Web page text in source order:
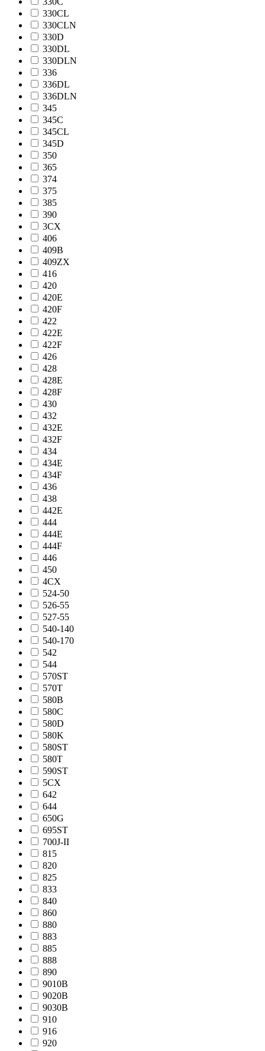
330CL
330CLN
330D
330DL
330DLN
336
336DL
336DLN
345
345C
345CL
345D
350
365
374
375
385
390
3CX
406
409B
409ZX
416
420
420E
420F
422
422E
422F
426
428
428E
428F
430
432
432E
432F
434
434E
434F
436
438
442E
444
444E
444F
446
450
4CX
524-50
526-55
527-55
540-140
540-170
542
544
570ST
570T
580B
580C
580D
580K
580ST
580T
590ST
5CX
642
644
650G
695ST
700J-II
815
820
825
833
840
860
880
883
885
888
890
9010B
9020B
9030B
910
916
920